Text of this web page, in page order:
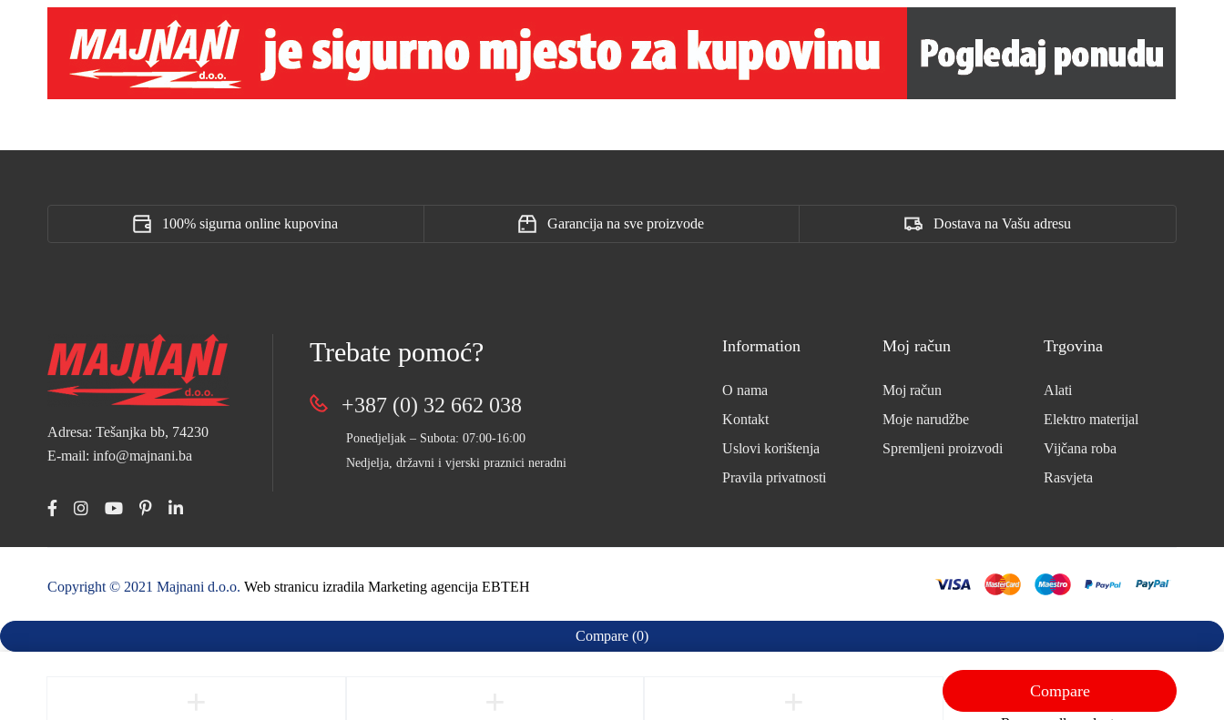
100% sigurna online kupovina Garancija na sve proizvode Dostava na Vašu adresu
Adresa: Tešanjka bb, 74230
E-mail: info@majnani.ba
Trebate pomoć?
+387 (0) 32 662 038
Ponedjeljak – Subota: 07:00-16:00
Nedjelja, državni i vjerski praznici neradni
Information
O nama
Kontakt
Uslovi korištenja
Pravila privatnosti
Moj račun
Moj račun
Moje narudžbe
Spremljeni proizvodi
Trgovina
Alati
Elektro materijal
Vijčana roba
Rasvjeta
Copyright © 2021 Majnani d.o.o. Web stranicu izradila Marketing agencija EBTEH
Compare (0)
Compare